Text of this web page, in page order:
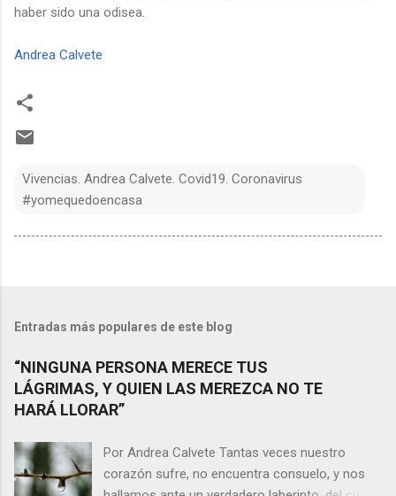
haber sido una odisea.
Andrea Calvete
Vivencias. Andrea Calvete. Covid19. Coronavirus
#yomequedoencasa
Entradas más populares de este blog
“NINGUNA PERSONA MERECE TUS
LÁGRIMAS, Y QUIEN LAS MEREZCA NO TE
HARÁ LLORAR”
Por Andrea Calvete Tantas veces nuestro
corazón sufre, no encuentra consuelo, y nos